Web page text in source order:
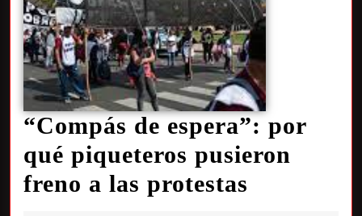
“Compás de espera”: por
qué piqueteros pusieron
freno a las protestas